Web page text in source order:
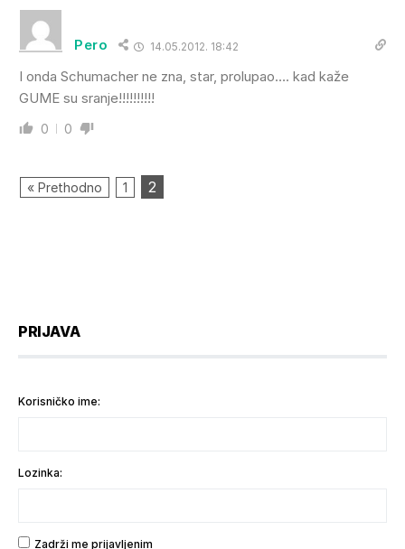
Pero 14.05.2012. 18:42
I onda Schumacher ne zna, star, prolupao…. kad kaže
GUME su sranje!!!!!!!!!!
0 0
« Prethodno 1 2
PRIJAVA
Korisničko ime:
Lozinka:
Zadrži me prijavljenim